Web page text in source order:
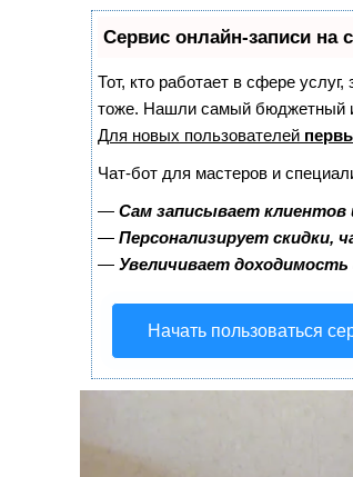
Сервис онлайн-записи на
Тот, кто работает в сфере
тоже. Нашли самый бюджетный
Для новых пользователей
Чат-бот для мастеров и
— Сам записывает
— Персонализирует скидки,
— Увеличивает
Начать пользоваться